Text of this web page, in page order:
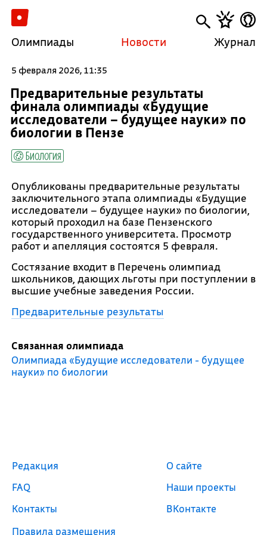
Олимпиады Новости Журнал
5 февраля 2026, 11:35
Предварительные результаты
финала олимпиады «Будущие
исследователи – будущее науки» по
биологии в Пензе
Биология
Опубликованы предварительные результаты
заключительного этапа олимпиады «Будущие
исследователи – будущее науки» по биологии,
который проходил на базе Пензенского
государственного университета. Просмотр
работ и апелляция состоятся 5 февраля.
Состязание входит в Перечень олимпиад
школьников, дающих льготы при поступлении в
высшие учебные заведения России.
Предварительные результаты
Связанная олимпиада
Олимпиада «Будущие исследователи - будущее
науки» по биологии
Редакция
FAQ
Контакты
Правила размещения
О сайте
Наши проекты
ВКонтакте